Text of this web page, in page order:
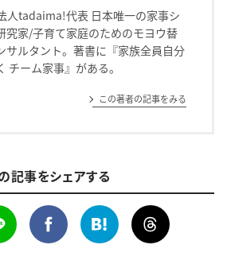
人tadaima!代表 日本唯一の家事シ
究家/子育て家庭のためのモヨウ替
サルタント。著書に『家族全員自分
チーム家事』がある。
この著者の記事をみる
記事をシェアする